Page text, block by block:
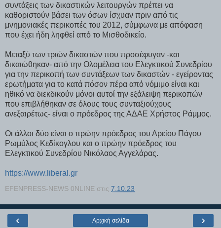
συντάξεις των δικαστικών λειτουργών πρέπει να
καθοριστούν βάσει των όσων ίσχυαν πριν από τις
μνημονιακές περικοπές του 2012, σύμφωνα με απόφαση
που έχει ήδη ληφθεί από το Μισθοδικείο.
Μεταξύ των τριών δικαστών που προσέφυγαν -και
δικαιώθηκαν- από την Ολομέλεια του Ελεγκτικού Συνεδρίου
για την περικοπή των συντάξεων των δικαστών - εγείροντας
ερωτήματα για το κατά πόσον πέρα από νόμιμο είναι και
ηθικό να διεκδικούν μόνοι αυτοί την εξάλειψη περικοπών
που επιβλήθηκαν σε όλους τους συνταξιούχους
ανεξαιρέτως- είναι ο πρόεδρος της ΑΔΑΕ Χρήστος Ράμμος.
Οι άλλοι δύο είναι ο πρώην πρόεδρος του Αρείου Πάγου
Ρωμύλος Κεδίκογλου και ο πρώην πρόεδρος του
Ελεγκτικού Συνεδρίου Νικόλαος Αγγελάρας.
https://www.liberal.gr
EFENPRESS-NEWS 0NLINE στις 7.10.23
‹ ›
Αρχική σελίδα